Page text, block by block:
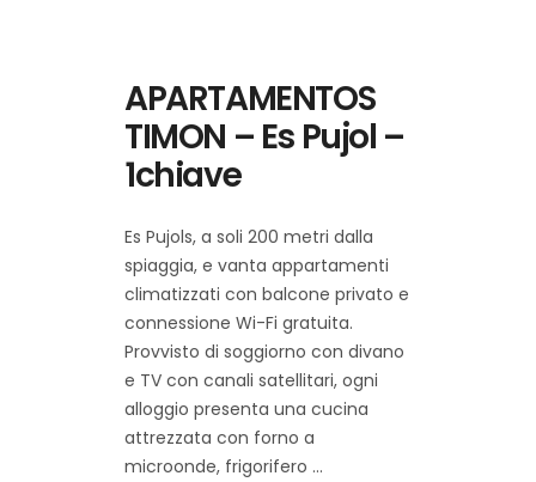
APARTAMENTOS
TIMON – Es Pujol –
1chiave
Es Pujols, a soli 200 metri dalla
spiaggia, e vanta appartamenti
climatizzati con balcone privato e
connessione Wi-Fi gratuita.
Provvisto di soggiorno con divano
e TV con canali satellitari, ogni
alloggio presenta una cucina
attrezzata con forno a
microonde, frigorifero